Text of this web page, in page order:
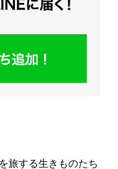
旅する生きものたち